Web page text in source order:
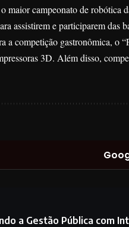
maior campeonato de
assistirem e participarem das
a competição gastronômica, o
3D. Além disso,
a Gestão Pública com